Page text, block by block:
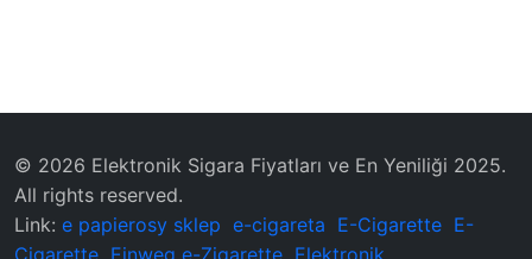
© 2026 Elektronik Sigara Fiyatları ve En Yeniliği 2025.
All rights reserved.
Link: e papierosy sklep e-cigareta E-Cigarette E-